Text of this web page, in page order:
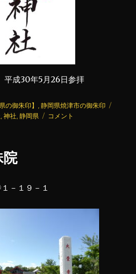
成30年5月26日参拝
の御朱印】 ,静岡県焼津市の御朱印
,神社 ,静岡県
焼
コメント
院
－１９－１